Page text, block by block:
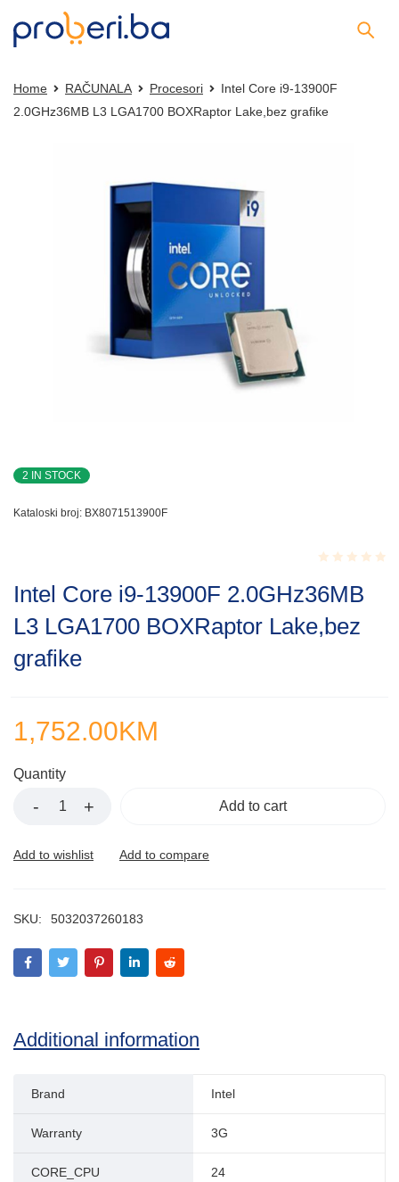
Home RAČUNALA Procesori
Intel Core i9-13900F
2.0GHz36MB L3 LGA1700 BOXRaptor Lake,bez grafike
2 IN STOCK
Kataloski broj: BX8071513900F
0.001
of
5
Intel Core i9-13900F 2.0GHz36MB
L3 LGA1700 BOXRaptor Lake,bez
grafike
1,752.00KM
Quantity
Add to cart
SKU: 5032037260183
Additional information
Brand Intel
Warranty 3G
CORE_CPU 24